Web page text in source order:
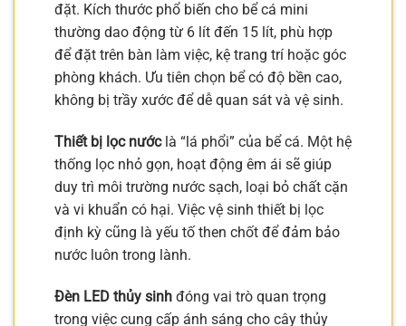
đặt. Kích thước phổ biến cho bể cá mini
thường dao động từ 6 lít đến 15 lít, phù hợp
để đặt trên bàn làm việc, kệ trang trí hoặc góc
phòng khách. Ưu tiên chọn bể có độ bền cao,
không bị trầy xước để dễ quan sát và vệ sinh.
Thiết bị lọc nướclà “lá phổi” của bể cá. Một hệ
thống lọc nhỏ gọn, hoạt động êm ái sẽ giúp
duy trì môi trường nước sạch, loại bỏ chất cặn
và vi khuẩn có hại. Việc vệ sinh thiết bị lọc
định kỳ cũng là yếu tố then chốt để đảm bảo
nước luôn trong lành.
Đèn LED thủy sinh đóng vai trò quan trọng
trong việc cung cấp ánh sáng cho cây thủy